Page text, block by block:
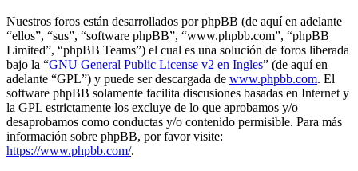
Nuestros foros están desarrollados por phpBB (de aquí en adelante
“ellos”, “sus”, “software phpBB”, “www.phpbb.com”, “phpBB
Limited”, “phpBB Teams”) el cual es una solución de foros liberada
bajo la “GNU General Public License v2 en Ingles” (de aquí en
adelante “GPL”) y puede ser descargada de www.phpbb.com. El
software phpBB solamente facilita discusiones basadas en Internet y
la GPL estrictamente los excluye de lo que aprobamos y/o
desaprobamos como conductas y/o contenido permisible. Para más
información sobre phpBB, por favor visite:
https://www.phpbb.com/.